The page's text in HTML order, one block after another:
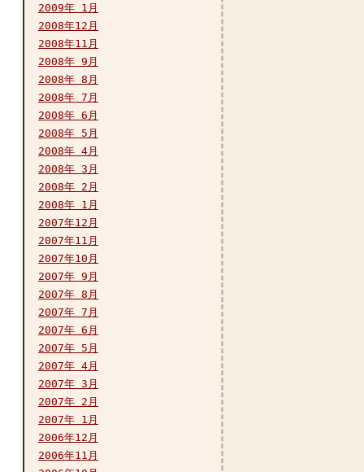
2009年 1月
2008年12月
2008年11月
2008年 9月
2008年 8月
2008年 7月
2008年 6月
2008年 5月
2008年 4月
2008年 3月
2008年 2月
2008年 1月
2007年12月
2007年11月
2007年10月
2007年 9月
2007年 8月
2007年 7月
2007年 6月
2007年 5月
2007年 4月
2007年 3月
2007年 2月
2007年 1月
2006年12月
2006年11月